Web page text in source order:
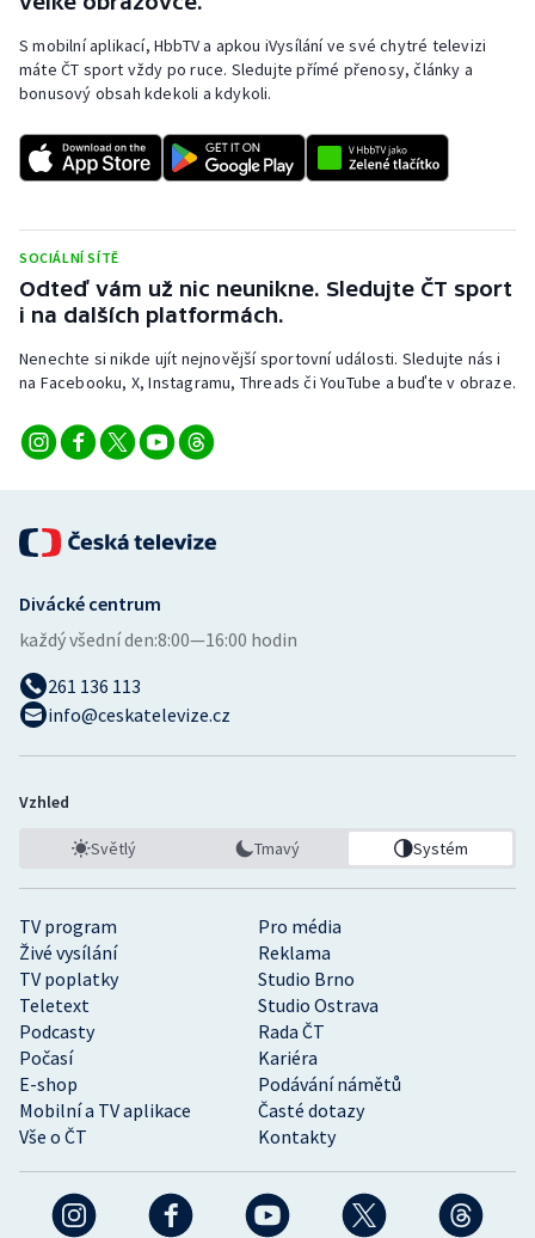
Rychlostní kanoistika
Short track
Stolní tenis
Veslování
Vodní slalom
S mobilní aplikací, HbbTV a apkou iVysílání ve své chytré televizi
máte ČT sport vždy po ruce. Sledujte přímé přenosy, články a
bonusový obsah kdekoli a kdykoli.
SOCIÁLNÍ SÍTĚ
Odteď vám už nic neunikne. Sledujte ČT sport
i na dalších platformách.
Nenechte si nikde ujít nejnovější sportovní události. Sledujte nás i
na Facebooku, X, Instagramu, Threads či YouTube a buďte v obraze.
TV program
Pro média
Živé vysílání
Reklama
TV poplatky
Studio Brno
Teletext
Studio Ostrava
Podcasty
Rada ČT
Počasí
Kariéra
E-shop
Podávání námětů
Mobilní a TV aplikace
Časté dotazy
Vše o ČT
Kontakty
Divácké centrum
každý všední den:8:00—16:00 hodin
261 136 113
info@ceskatelevize.cz
Vzhled
Světlý Tmavý Systém